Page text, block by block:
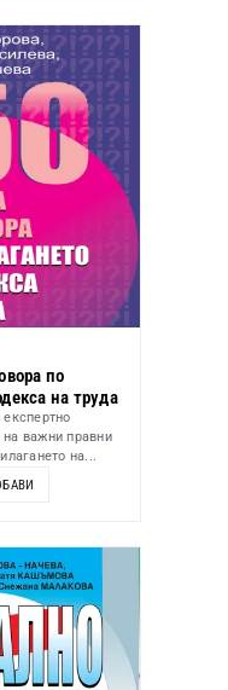
по
на труда
важни правни
на...